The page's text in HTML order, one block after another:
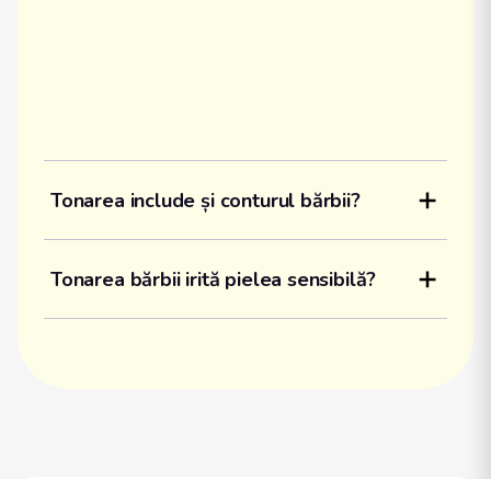
Tonarea include și conturul bărbii?
Tonarea bărbii irită pielea sensibilă?